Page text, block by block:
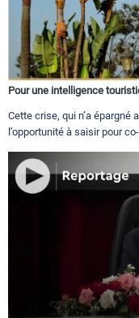
Pour une intelligence
Cette crise, qui n’a
l’opportunité à saisir pour